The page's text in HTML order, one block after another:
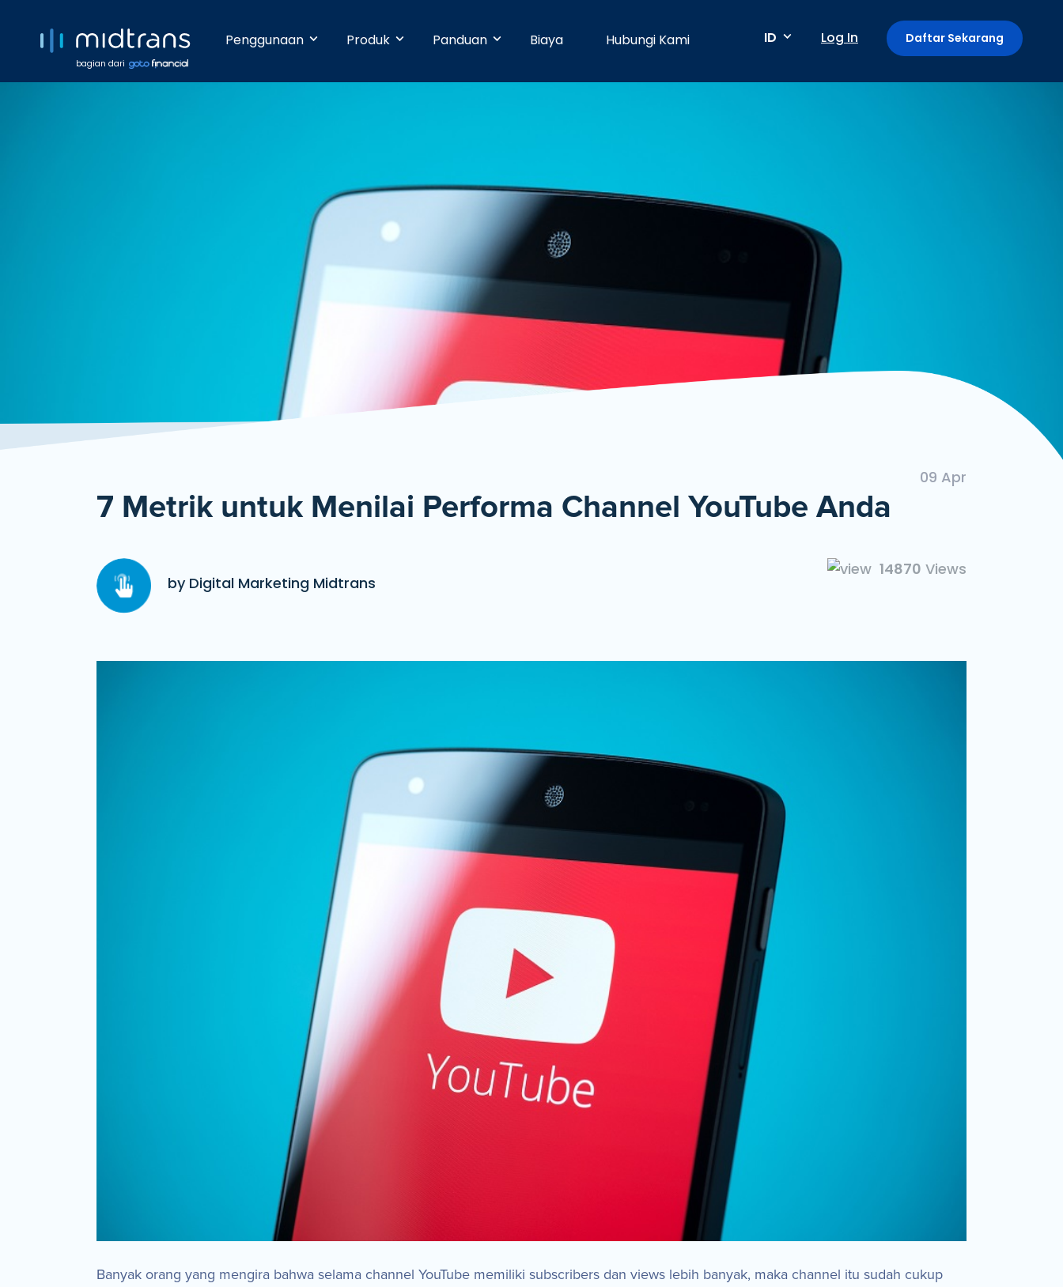
bagian dari
Penggunaan
Growing businesses
Dengan dashboard yang mudah digunakan,
pembayaran dapat dikelola dengan mudah.
Enterprise
Pembayaran ke banyak rekening dapat
dilakukan dengan mudah dan cepat.
Produk
dengan mudah.
Manajemen Promo
Buat promosi dan tingkatkan penjualan
dengan mudah tanpa pengaturan teknis.
Deteksi anomali
Mini App di Aplikasi GoPay
Payment Link: Terima Pembayaran
Dengan Mudah dan Cepat
Panduan
Keamanan
Biaya Hubungi Kami ID Log In Daftar Sekarang
09 Apr
7 Metrik untuk Menilai Performa Channel YouTube Anda
by Digital Marketing Midtrans
14870 Views
Banyak orang yang mengira bahwa selama channel YouTube memiliki subscribers dan views lebih banyak, maka channel itu sudah cukup